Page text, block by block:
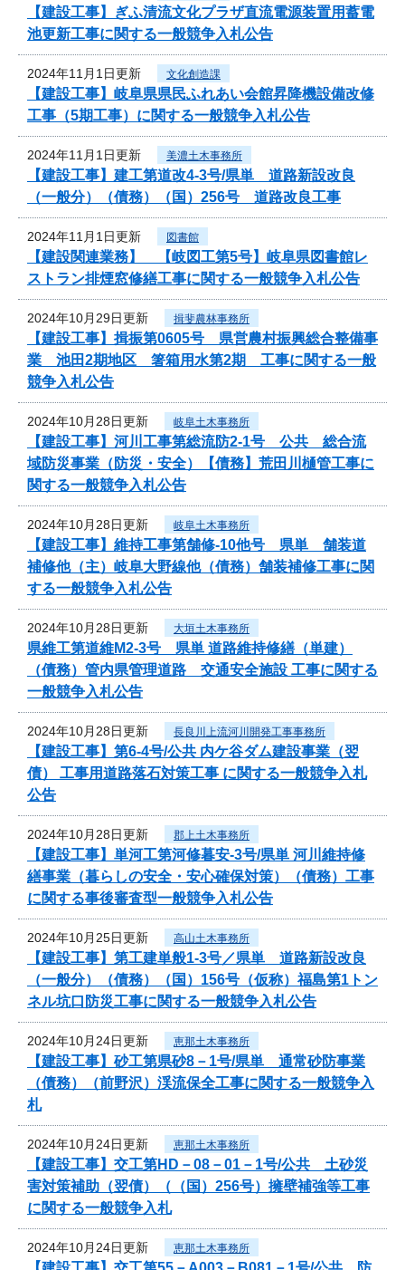
【建設工事】ぎふ清流文化プラザ直流電源装置用蓄電
池更新工事に関する一般競争入札公告
2024年11月1日更新 文化創造課
【建設工事】岐阜県県民ふれあい会館昇降機設備改修
工事（5期工事）に関する一般競争入札公告
2024年11月1日更新 美濃土木事務所
【建設工事】建工第道改4-3号/県単 道路新設改良
（一般分）（債務）（国）256号 道路改良工事
2024年11月1日更新 図書館
【建設関連業務】 【岐図工第5号】岐阜県図書館レ
ストラン排煙窓修繕工事に関する一般競争入札公告
2024年10月29日更新 揖斐農林事務所
【建設工事】揖振第0605号 県営農村振興総合整備事
業 池田2期地区 箸箱用水第2期 工事に関する一般
競争入札公告
2024年10月28日更新 岐阜土木事務所
【建設工事】河川工事第総流防2-1号 公共 総合流
域防災事業（防災・安全）【債務】荒田川樋管工事に
関する一般競争入札公告
2024年10月28日更新 岐阜土木事務所
【建設工事】維持工事第舗修-10他号 県単 舗装道
補修他（主）岐阜大野線他（債務）舗装補修工事に関
する一般競争入札公告
2024年10月28日更新 大垣土木事務所
県維工第道維M2-3号 県単 道路維持修繕（単建）
（債務）管内県管理道路 交通安全施設 工事に関する
一般競争入札公告
2024年10月28日更新 長良川上流河川開発工事事務所
【建設工事】第6-4号/公共 内ケ谷ダム建設事業（翌
債） 工事用道路落石対策工事 に関する一般競争入札
公告
2024年10月28日更新 郡上土木事務所
【建設工事】単河工第河修暮安-3号/県単 河川維持修
繕事業（暮らしの安全・安心確保対策）（債務）工事
に関する事後審査型一般競争入札公告
2024年10月25日更新 高山土木事務所
【建設工事】第工建単般1-3号／県単 道路新設改良
（一般分）（債務）（国）156号（仮称）福島第1トン
ネル坑口防災工事に関する一般競争入札公告
2024年10月24日更新 恵那土木事務所
【建設工事】砂工第県砂8－1号/県単 通常砂防事業
（債務）（前野沢）渓流保全工事に関する一般競争入
札
2024年10月24日更新 恵那土木事務所
【建設工事】交工第HD－08－01－1号/公共 土砂災
害対策補助（翌債）（（国）256号）擁壁補強等工事
に関する一般競争入札
2024年10月24日更新 恵那土木事務所